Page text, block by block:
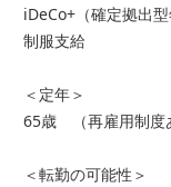
iDeCo+（確定拠出型
制服支給
＜定年＞
65歳 （再雇用制度
＜転勤の可能性＞